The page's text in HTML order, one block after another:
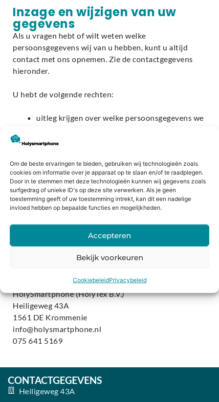
Om de beste ervaringen te bieden, gebruiken wij technologieën zoals
cookies om informatie over je apparaat op te slaan en/of te raadplegen.
Door in te stemmen met deze technologieën kunnen wij gegevens zoals
surfgedrag of unieke ID's op deze site verwerken. Als je geen
toestemming geeft of uw toestemming intrekt, kan dit een nadelige
invloed hebben op bepaalde functies en mogelijkheden.
Accepteren
Bekijk voorkeuren
CookiebeleidPrivacybeleid
Inzage en wijzigen van uw
gegevens
Als u vragen hebt of wilt weten welke
persoonsgegevens wij van u hebben, kunt u altijd
contact met ons opnemen. Zie de contactgegevens
hieronder.
U hebt de volgende rechten:
uitleg krijgen over welke persoonsgegevens we
inzage in de precieze persoonsgegevens die we
het laten corrigeren van fouten
het laten verwijderen van verouderde
persoonsgegevens
intrekken van toestemming
bezwaar maken tegen een bepaald gebruik
Let op dat u altijd duidelijk aangeeft wie u bent, zodat
we zeker weten dat we geen gegevens van de
verkeerde persoon aanpassen of verwijderen.
Contactgegevens
HolySmartphone (HolyTex B.V.)
Heiligeweg 43A
1561 DE Krommenie
info@holysmartphone.nl
075 641 5169
CONTACTGEGEVENS
Heiligeweg 43A